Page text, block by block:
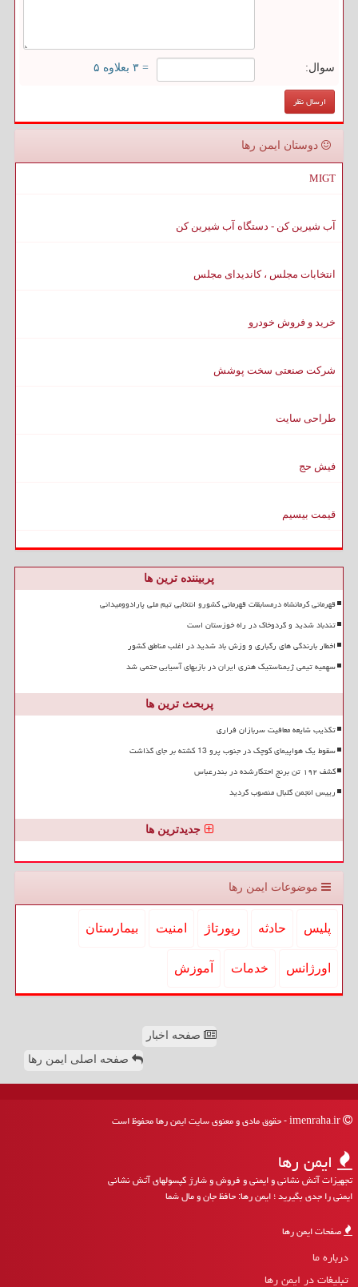
سوال: = ۳ بعلاوه ۵
دوستان ایمن رها
MIGT
آب شیرین کن - دستگاه آب شیرین کن
انتخابات مجلس ، کاندیدای مجلس
خرید و فروش خودرو
شرکت صنعتی سخت پوشش
طراحی سایت
فیش حج
قیمت بیسیم
پربیننده ترین ها
قهرمانی کرمانشاه درمسابقات قهرمانی کشورو انتخابی تیم ملی پارادوومیدانی
تندباد شدید و گردوخاک در راه خوزستان است
اخطار بارندگی های رگباری و وزش باد شدید در اغلب مناطق کشور
سهمیه تیمی ژیمناستیک هنری ایران در بازیهای آسیایی حتمی شد
پربحث ترین ها
تکذیب شایعه معافیت سربازان فراری
سقوط یک هواپیمای کوچک در جنوب پرو 13 کشته بر جای گذاشت
کشف ۱۹۲ تن برنج احتکارشده در بندرعباس
رییس انجمن گلبال منصوب گردید
جدیدترین ها
موضوعات ایمن رها
پلیس حادثه رپورتاژ امنیت بیمارستان
اورژانس خدمات آموزش
صفحه اخبار
صفحه اصلی ایمن رها
ایمن رها
تجهیزات آتش نشانی و ایمنی و فروش و شارژ کپسولهای آتش نشانی
ایمنی را جدی بگیرید ؛ ایمن رها: حافظ جان و مال شما
صفحات ایمن رها
درباره ما
تبلیغات در ایمن رها